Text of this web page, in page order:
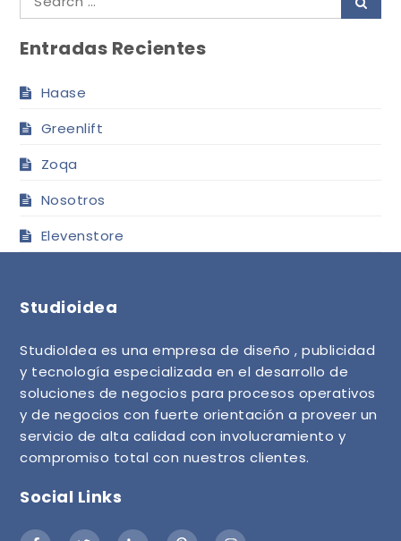
for:
Entradas Recientes
Haase
Greenlift
Zoqa
Nosotros
Elevenstore
Studioidea
StudioIdea es una empresa de diseño , publicidad
y tecnología especializada en el desarrollo de
soluciones de negocios para procesos operativos
y de negocios con fuerte orientación a proveer un
servicio de alta calidad con involucramiento y
compromiso total con nuestros clientes.
Social Links